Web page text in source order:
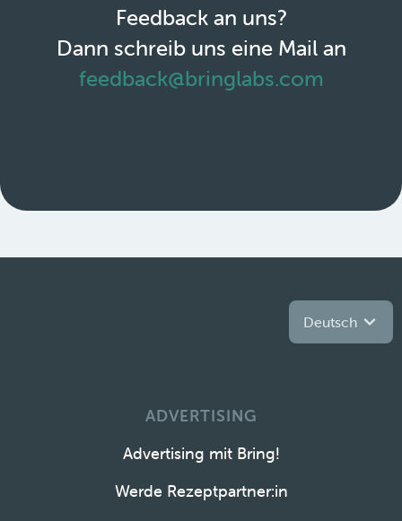
Feedback an uns?
Dann schreib uns eine Mail an
feedback@bringlabs.com
Deutsch
ADVERTISING
Advertising mit Bring!
Werde Rezeptpartner:in